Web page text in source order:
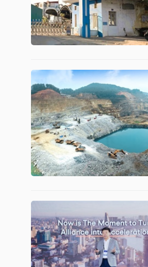
CÔNG
NGHIỆP
TIÊU
DÙNG
KHÔNG
THIẾT